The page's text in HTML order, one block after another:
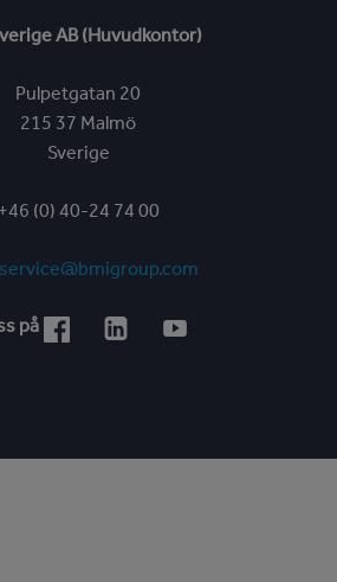
AB (Huvudkontor)
Pulpetgatan 20
215 37 Malmö
Sverige
+46 (0) 40-24 74 00
på